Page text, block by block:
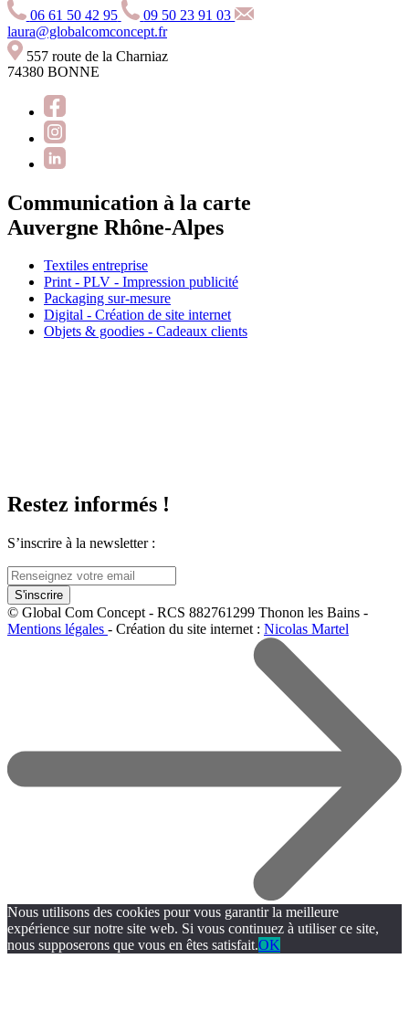
06 61 50 42 95
09 50 23 91 03
laura@globalcomconcept.fr
557 route de la Charniaz
74380 BONNE
Communication à la carte
Auvergne Rhône-Alpes
Textiles entreprise
Print - PLV - Impression publicité
Packaging sur-mesure
Digital - Création de site internet
Objets & goodies - Cadeaux clients
Restez informés !
S’inscrire à la newsletter :
© Global Com Concept - RCS 882761299 Thonon les Bains -
Mentions légales - Création du site internet : Nicolas Martel
Nous utilisons des cookies pour vous garantir la meilleure
expérience sur notre site web. Si vous continuez à utiliser ce site,
nous supposerons que vous en êtes satisfait.OK